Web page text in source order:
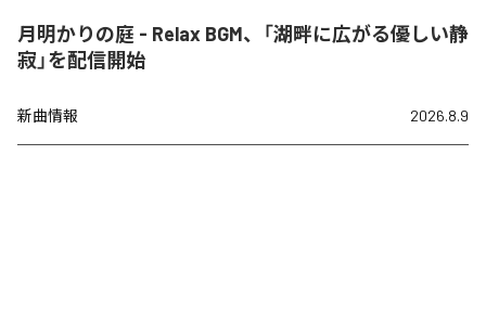
月明かりの庭 - Relax BGM、「湖畔に広がる優しい静
寂」を配信開始
新曲情報 2026.8.9